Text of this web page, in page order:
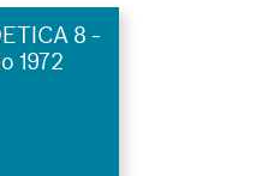
8 -
1972